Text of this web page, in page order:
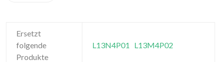
Ersetzt
folgende
Produkte
L13N4P01 L13M4P02